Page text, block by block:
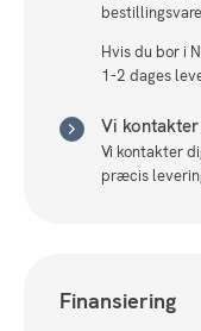
Hvis du bor i
1-2 dages
Vi
Vi kontakter
præcis
Finansiering